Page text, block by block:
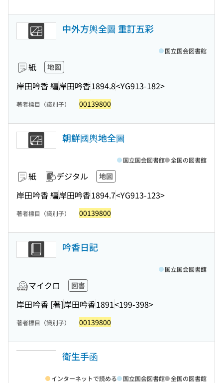
中外方輿全圖 重訂五彩
紙 地図
岸田吟香 編岸田吟香1894.8<YG913-182>
国立国会図書館
著者標目（識別子） 00139800
朝鮮國輿地全圖
紙 デジタル 地図
岸田吟香 編岸田吟香1894.7<YG913-123>
国立国会図書館 全国の図書館
著者標目（識別子） 00139800
吟香日記
マイクロ 図書
岸田吟香 [著]岸田吟香1891<199-398>
国立国会図書館
著者標目（識別子） 00139800
衛生手函
インターネットで読める 国立国会図書館 全国の図書館